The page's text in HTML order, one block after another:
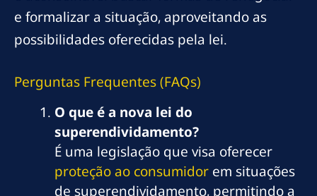
e formalizar a situação, aproveitando as
possibilidades oferecidas pela lei.
Perguntas Frequentes (FAQs)
O que é a nova lei do
superendividamento?
É uma legislação que visa oferecer
proteção ao consumidor em situações
de superendividamento, permitindo a